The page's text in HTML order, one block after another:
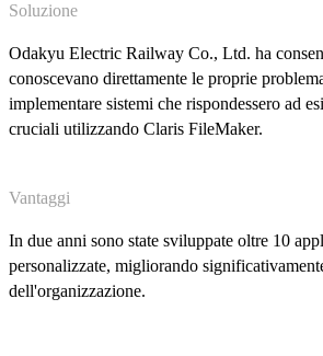
Soluzione
Odakyu Electric Railway Co., Ltd. ha
conoscevano direttamente le proprie
implementare sistemi che rispondessero ad
cruciali utilizzando Claris FileMaker.
Vantaggi
In due anni sono state sviluppate oltre 10
personalizzate, migliorando
dell'organizzazione.